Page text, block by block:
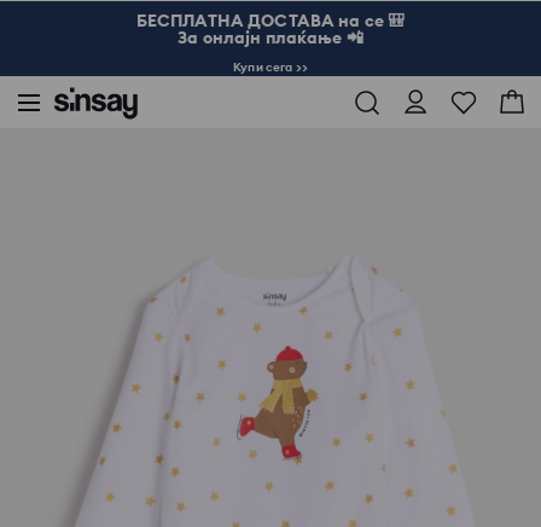
БЕСПЛАТНА ДОСТАВА на се 🎒
За онлајн плаќање 📲
Купи сега >>